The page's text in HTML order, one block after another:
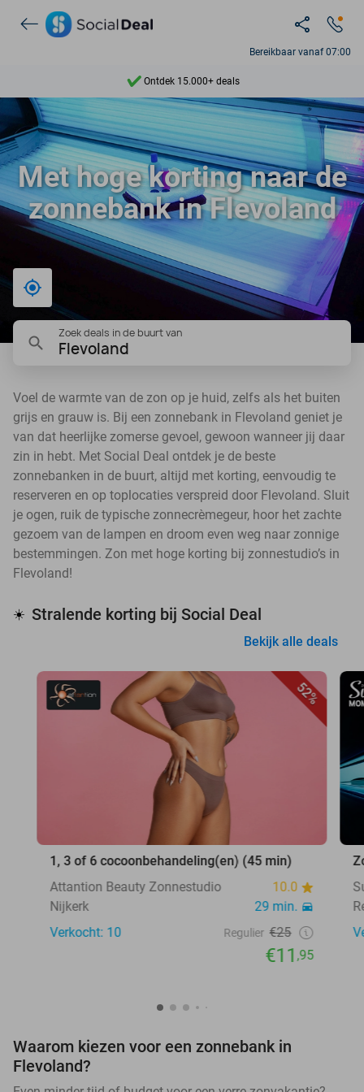
Bereikbaar vanaf 07:00
10+ miljoen leden
9,4
Ontdek 15.000+ deals
Met hoge korting naar de
zonnebank in Flevoland
Zoek deals in de buurt van
Flevoland
Voel de warmte van de zon op je huid, zelfs als het buiten
grijs en grauw is. Bij een zonnebank in Flevoland geniet je
van dat heerlijke zomerse gevoel, gewoon wanneer jij daar
zin in hebt. Met Social Deal ontdek je de beste
zonnebanken in de buurt, altijd met korting, eenvoudig te
reserveren en op toplocaties verspreid door Flevoland. Sluit
je ogen, ruik de typische zonnecrèmegeur, hoor het zachte
gezoem van de lampen en droom even weg naar zonnige
bestemmingen. Zon met hoge korting bij zonnestudio’s in
Flevoland!
☀️ Stralende korting bij Social Deal
Bekijk alle deals
52%
1, 3 of 6 cocoonbehandeling(en) (45 min)
Attantion Beauty Zonnestudio
10.0
Nijkerk
29 min.
Verkocht: 10
Regulier €25
€11,95
Waarom kiezen voor een zonnebank in
Flevoland?